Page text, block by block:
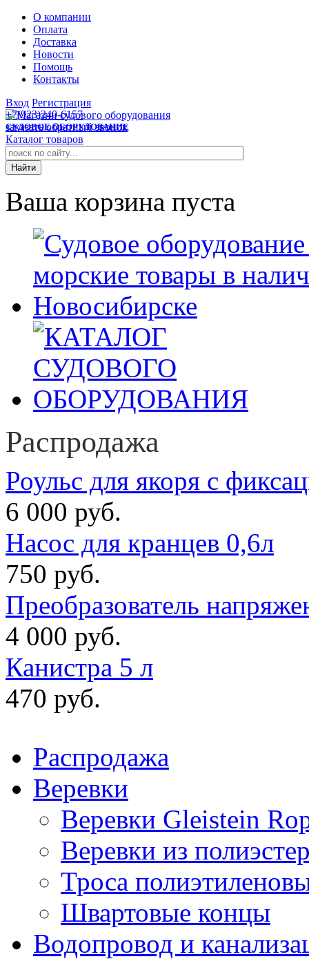
О компании
Оплата
Доставка
Новости
Помощь
Контакты
Вход Регистрация
СУДОВОЕ ОБОРУДОВАНИЕ
+7(923)240-6157
заказать обратный звонок
Каталог товаров
Ваша корзина пуста
Распродажа
Роульс для якоря с
6 000 руб.
Насос для кранцев 0,6л
750 руб.
Преобразователь
4 000 руб.
Канистра 5 л
470 руб.
Распродажа
Веревки
Веревки Gleistein
Веревки из
Троса
Швартовые концы
Водопровод и